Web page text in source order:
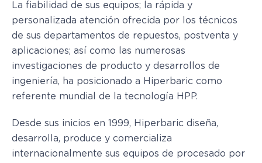
La fiabilidad de sus equipos; la rápida y
personalizada atención ofrecida por los técnicos
de sus departamentos de repuestos, postventa y
aplicaciones; así como las numerosas
investigaciones de producto y desarrollos de
ingeniería, ha posicionado a Hiperbaric como
referente mundial de la tecnología HPP.
Desde sus inicios en 1999, Hiperbaric diseña,
desarrolla, produce y comercializa
internacionalmente sus equipos de procesado por